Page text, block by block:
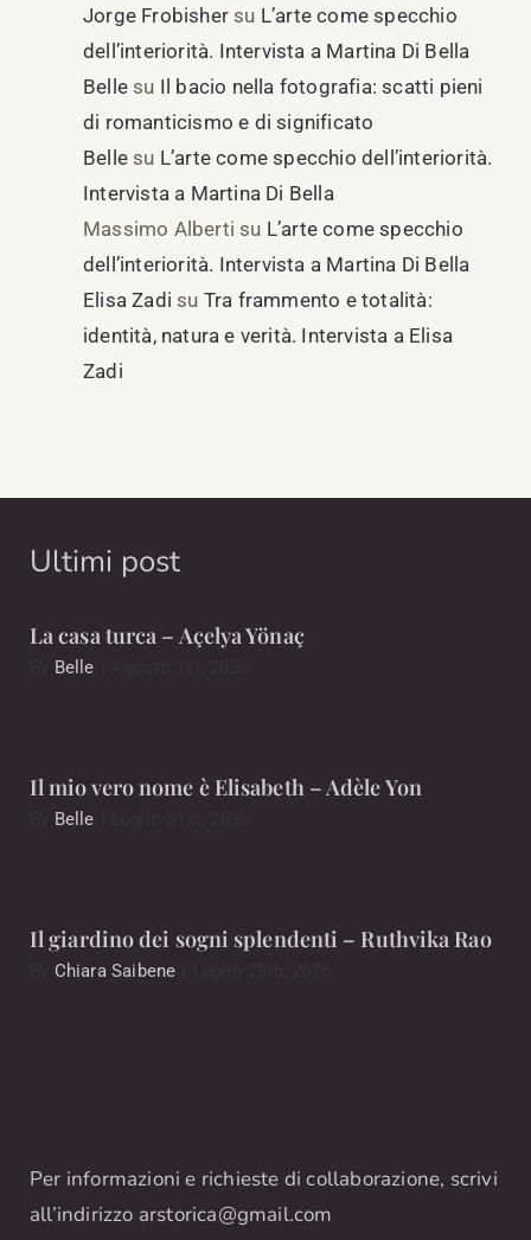
Jorge Frobisher su L’arte come specchio
dell’interiorità. Intervista a Martina Di Bella
Belle su Il bacio nella fotografia: scatti pieni
di romanticismo e di significato
Belle su L’arte come specchio dell’interiorità.
Intervista a Martina Di Bella
Massimo Alberti su L’arte come specchio
dell’interiorità. Intervista a Martina Di Bella
Elisa Zadi su Tra frammento e totalità:
identità, natura e verità. Intervista a Elisa
Zadi
Ultimi post
La casa turca – Açelya Yönaç
Belle
Il mio vero nome è Elisabeth – Adèle Yon
Belle
Il giardino dei sogni splendenti – Ruthvika Rao
Chiara Saibene
Per informazioni e richieste di collaborazione, scrivi
all’indirizzo arstorica@gmail.com